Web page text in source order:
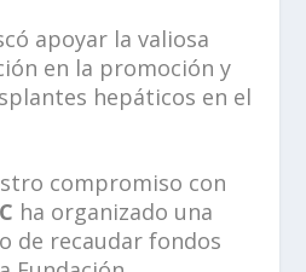
apoyar la valiosa
en la promoción y
hepáticos en el
compromiso con
ha organizado una
de recaudar fondos